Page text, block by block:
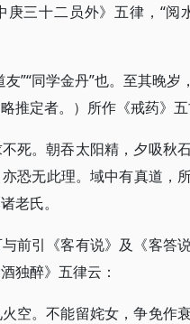
庚三十二员外》五律，“
友”“同学金丹”也。至其晚
推定者。）所作《戒药》五
死。朝吞太阳精，夕吸秋
恐无此理。域中有真道，
老氏。
前引《客有说》及《客答
独醉》五律云：
空。不能留姹女，争免作